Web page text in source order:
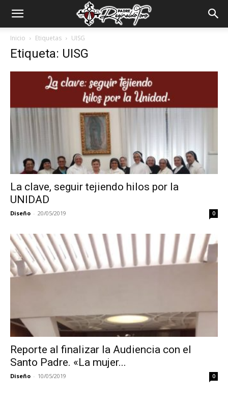
Padre
Reginaldo
Inicio Etiquetas UISG
Etiqueta: UISG
La clave, seguir tejiendo hilos por la
UNIDAD
Diseño - 20/05/2019 0
Reporte al finalizar la Audiencia con el
Santo Padre. «La mujer...
Diseño - 10/05/2019 0